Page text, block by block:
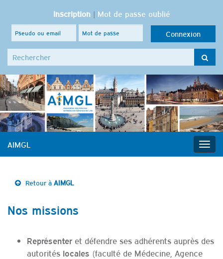
Inscription| Mot de passe oublié
Search for:
AIMGL
Retour à AIMGL
Nos missions
Représenter et défendre ses adhérents auprès des
autorités locales (faculté de Médecine, Agence